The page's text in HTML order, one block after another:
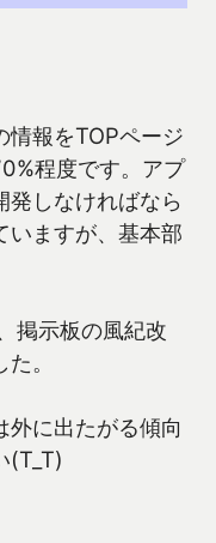
情報をTOPページ
程度です。アプ
発しなければなら
いますが、基本部
掲示板の風紀改
。
外に出たがる傾向
(T_T)